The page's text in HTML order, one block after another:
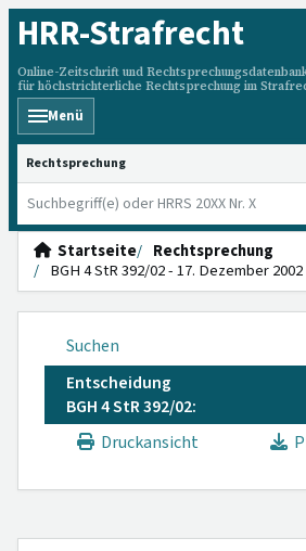
HRR-Strafrecht
Online-Zeitschrift und
für höchstrichterliche Rechtsprechung im
Menü
HRRS durchsuchen
Startseite
Rechtsprechung
BGH 4 StR 392/02 - 17. Dezember
Suchen
Entscheidung
BGH 4 StR 392/02:
Druckansicht